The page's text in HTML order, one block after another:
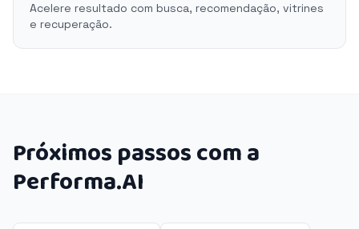
Acelere resultado com busca, recomendação, vitrines
e recuperação.
Próximos passos com a
Performa.AI